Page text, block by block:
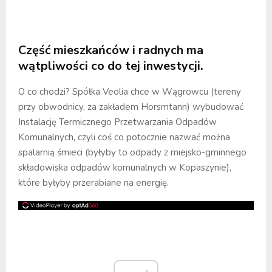
Część mieszkańców i radnych ma
wątpliwości co do tej inwestycji.
O co chodzi? Spółka Veolia chce w Wągrowcu (tereny
przy obwodnicy, za zakładem Horsmtann) wybudować
Instalację Termicznego Przetwarzania Odpadów
Komunalnych, czyli coś co potocznie nazwać można
spalarnią śmieci (byłyby to odpady z miejsko-gminnego
składowiska odpadów komunalnych w Kopaszynie),
które byłyby przerabiane na energię.